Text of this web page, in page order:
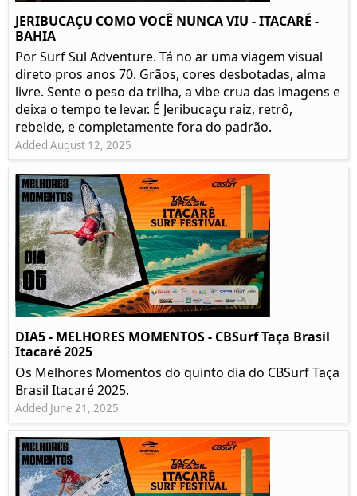
JERIBUCAÇU COMO VOCÊ NUNCA VIU - ITACARÉ -
BAHIA
Por Surf Sul Adventure. Tá no ar uma viagem visual
direto pros anos 70. Grãos, cores desbotadas, alma
livre. Sente o peso da trilha, a vibe crua das imagens e
deixa o tempo te levar. É Jeribucaçu raiz, retrô,
rebelde, e completamente fora do padrão.
Added August 12, 2025
DIA5 - MELHORES MOMENTOS - CBSurf Taça Brasil
Itacaré 2025
Os Melhores Momentos do quinto dia do CBSurf Taça
Brasil Itacaré 2025.
Added June 21, 2025